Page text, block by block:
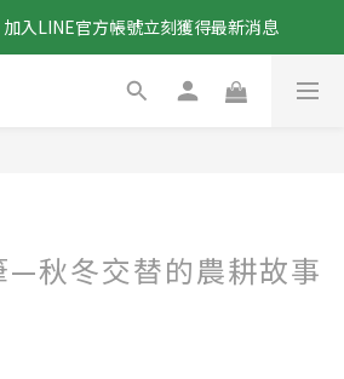
加入LINE官方帳號立刻獲得最新消息
—秋冬交替的農耕故事